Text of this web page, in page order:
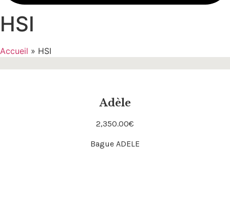
HSI
Accueil » HSI
Adèle
2,350.00€
Bague ADELE